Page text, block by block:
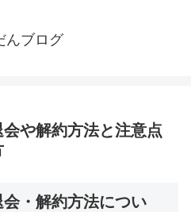
んブログ
や解約方法と注意点
・解約方法につい